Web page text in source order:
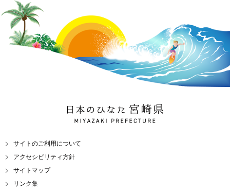
日本のひなた 宮崎県
MIYAZAKI PREFECTURE
サイトのご利用について
アクセシビリティ方針
サイトマップ
リンク集